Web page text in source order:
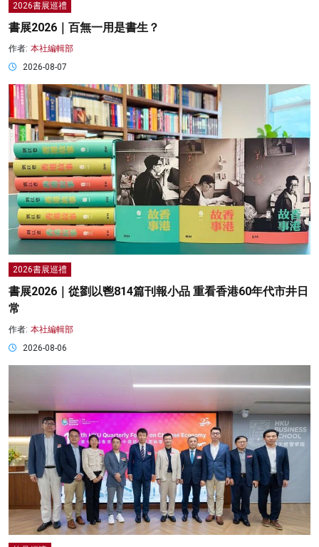
2026書展巡禮
書展2026｜百無一用是書生？
作者: 本社編輯部
2026-08-07
2026書展巡禮
書展2026｜從劉以鬯814篇刊報小品 重看香港60年代市井日
常
作者: 本社編輯部
2026-08-06